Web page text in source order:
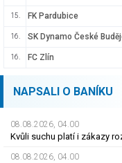
15. FK Pardubice
16. SK Dynamo České
16. FC Zlín
NAPSALI O BANÍKU
08.08.2026, 04.00
08.08.2026, 04.00